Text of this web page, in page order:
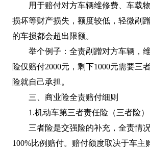
用于赔付对方车辆维修费、车载
损坏等财产损失，额度较低，轻微剐
的车损都会超出限额。
举个例子：全责剐蹭对方车辆，
险仅赔付2000元，剩下1000元需要三
险就自己承担。
三、商业险全责赔付细则
1.机动车第三者责任险（三者险）
三者险是交强险的补充，全责情
100%比例赔付。赔付额度取决于车主